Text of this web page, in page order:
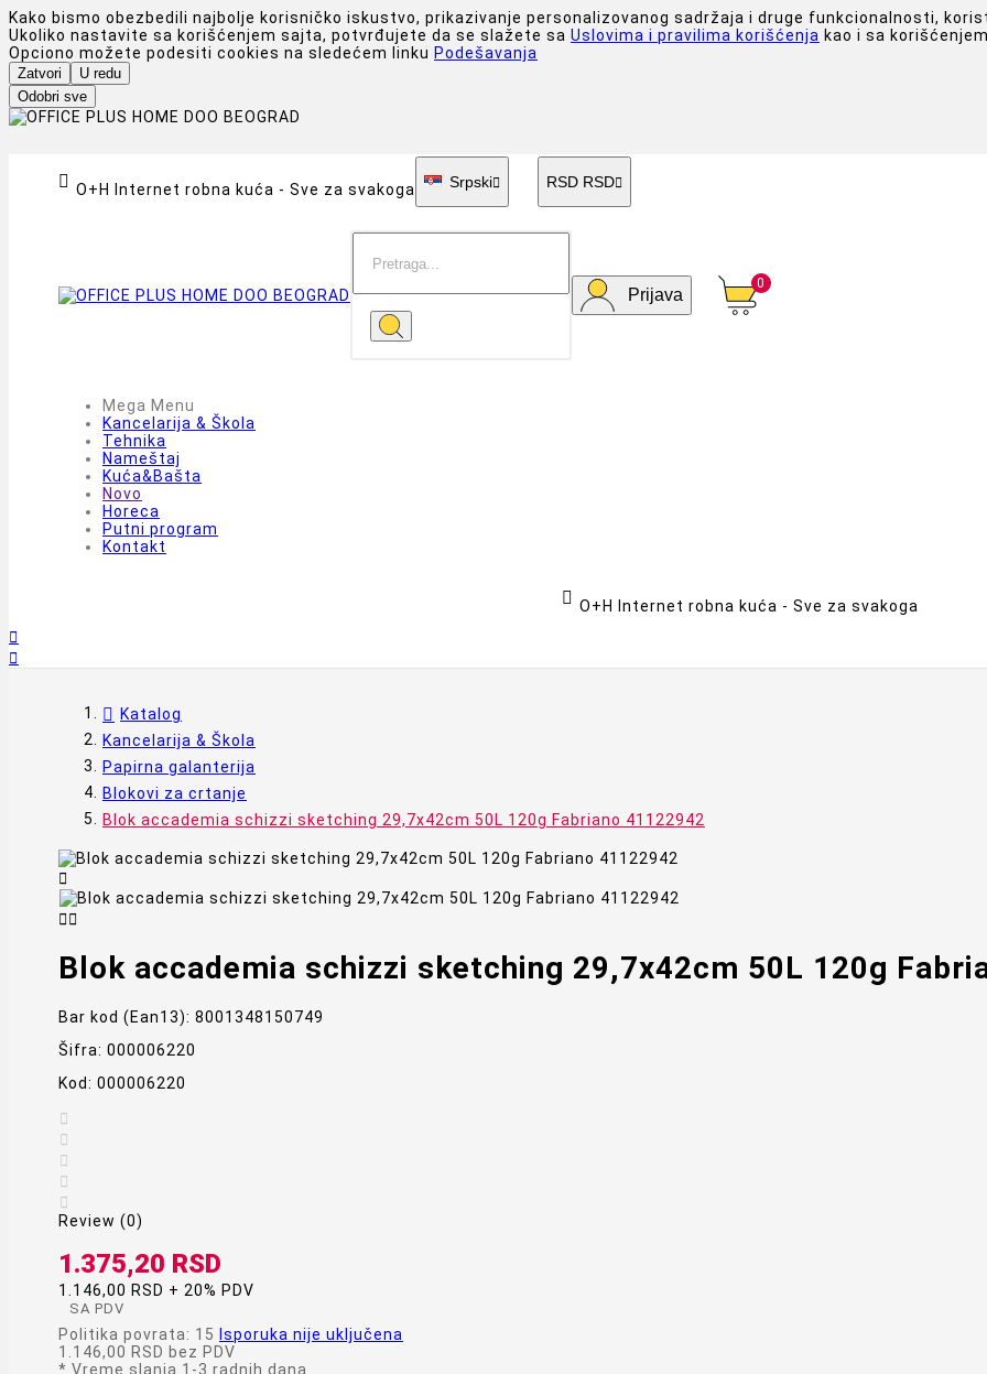
Kako bismo obezbedili najbolje korisničko iskustvo, prikazivanje personalizovanog sadržaja i druge funkcionalnosti,
Ukoliko nastavite sa korišćenjem sajta, potvrđujete da se slažete sa Uslovima i pravilima korišćenja kao i sa
Opciono možete podesiti cookies na sledećem linku Podešavanja
Zatvori
U redu
Odobri sve
 O+H Internet robna kuća - Sve za svakoga Srpski RSD RSD
Prijava
0
Mega Menu
Kancelarija & Škola
Tehnika
Nameštaj
Kuća&Bašta
Novo
Horeca
Putni program
Kontakt
 O+H Internet robna kuća - Sve za svakoga


Katalog
Kancelarija & Škola
Papirna galanterija
Blokovi za crtanje
Blok accademia schizzi sketching 29,7x42cm 50L 120g Fabriano 41122942


Blok accademia schizzi sketching 29,7x42cm 50L 120g
Bar kod (Ean13): 8001348150749
Šifra: 000006220
Kod: 000006220





Review (0)
1.375,20 RSD
1.146,00 RSD + 20% PDV
SA PDV
Politika povrata: 15
Isporuka nije uključena
1.146,00 RSD bez PDV
* Vreme slanja 1-3 radnih dana